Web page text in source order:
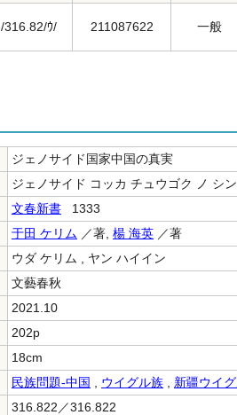
/316.82/ｳ/ 211087622 一般
ジェノサイド国家中国の真実
ジェノサイド コッカ チュウゴク ノ シ
文春新書 1333
于田 ケリム ／著, 楊 海英 ／著
ウダ ケリム , ヤン ハイイン
文藝春秋
2021.10
202p
18cm
民族問題-中国 ウイグル族
新疆ウイ
316.822／316.822